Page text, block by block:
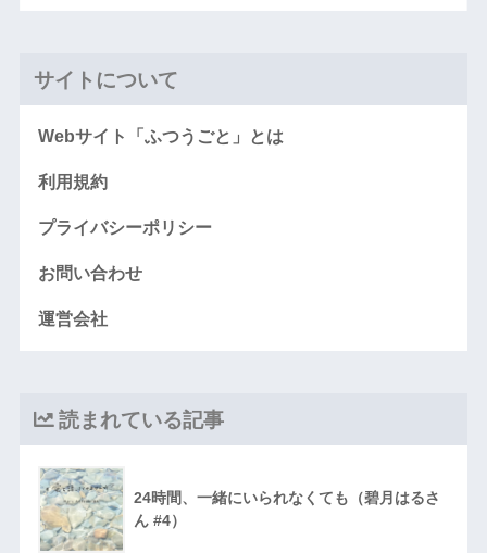
サイトについて
Webサイト「ふつうごと」とは
利用規約
プライバシーポリシー
お問い合わせ
運営会社
読まれている記事
24時間、一緒にいられなくても（碧月はるさ
ん #4）